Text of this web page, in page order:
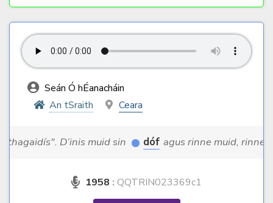
Seán Ó hÉanacháin
An tSraith
Ceara
thagaidís". D’inis muid sin dóf agus rinne muid, rinne
1958 : QQTRIN023369c1